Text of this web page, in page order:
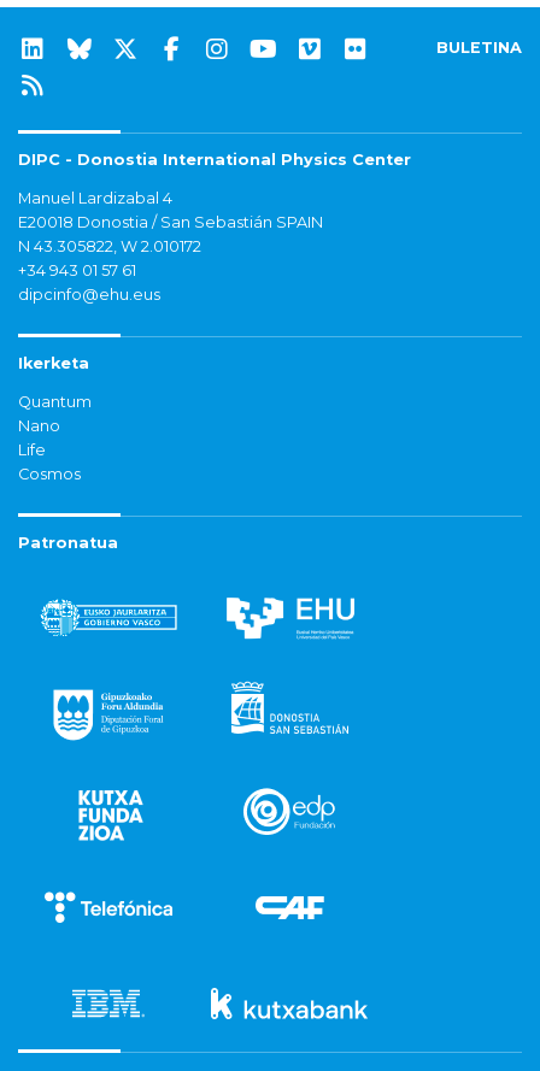
BULETINA
DIPC - Donostia International Physics Center
Manuel Lardizabal 4
E20018 Donostia / San Sebastián SPAIN
N 43.305822, W 2.010172
+34 943 01 57 61
dipcinfo@ehu.eus
Ikerketa
Quantum
Nano
Life
Cosmos
Patronatua